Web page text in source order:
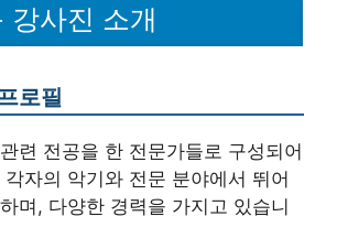
강사진 소개
로필
련 전공을 한 전문가들로 구성되어
자의 악기와 전문 분야에서 뛰어
며, 다양한 경력을 가지고 있습니